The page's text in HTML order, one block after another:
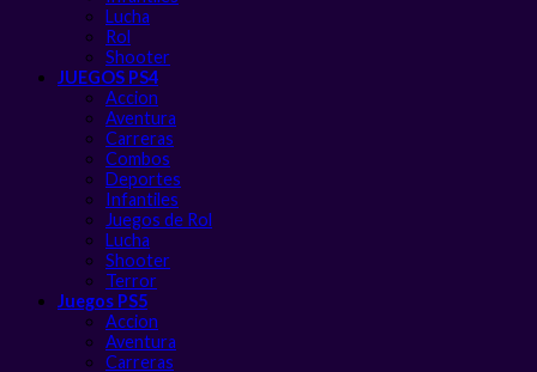
Lucha
Rol
Shooter
JUEGOS PS4
Accion
Aventura
Carreras
Combos
Deportes
Infantiles
Juegos de Rol
Lucha
Shooter
Terror
Juegos PS5
Accion
Aventura
Carreras